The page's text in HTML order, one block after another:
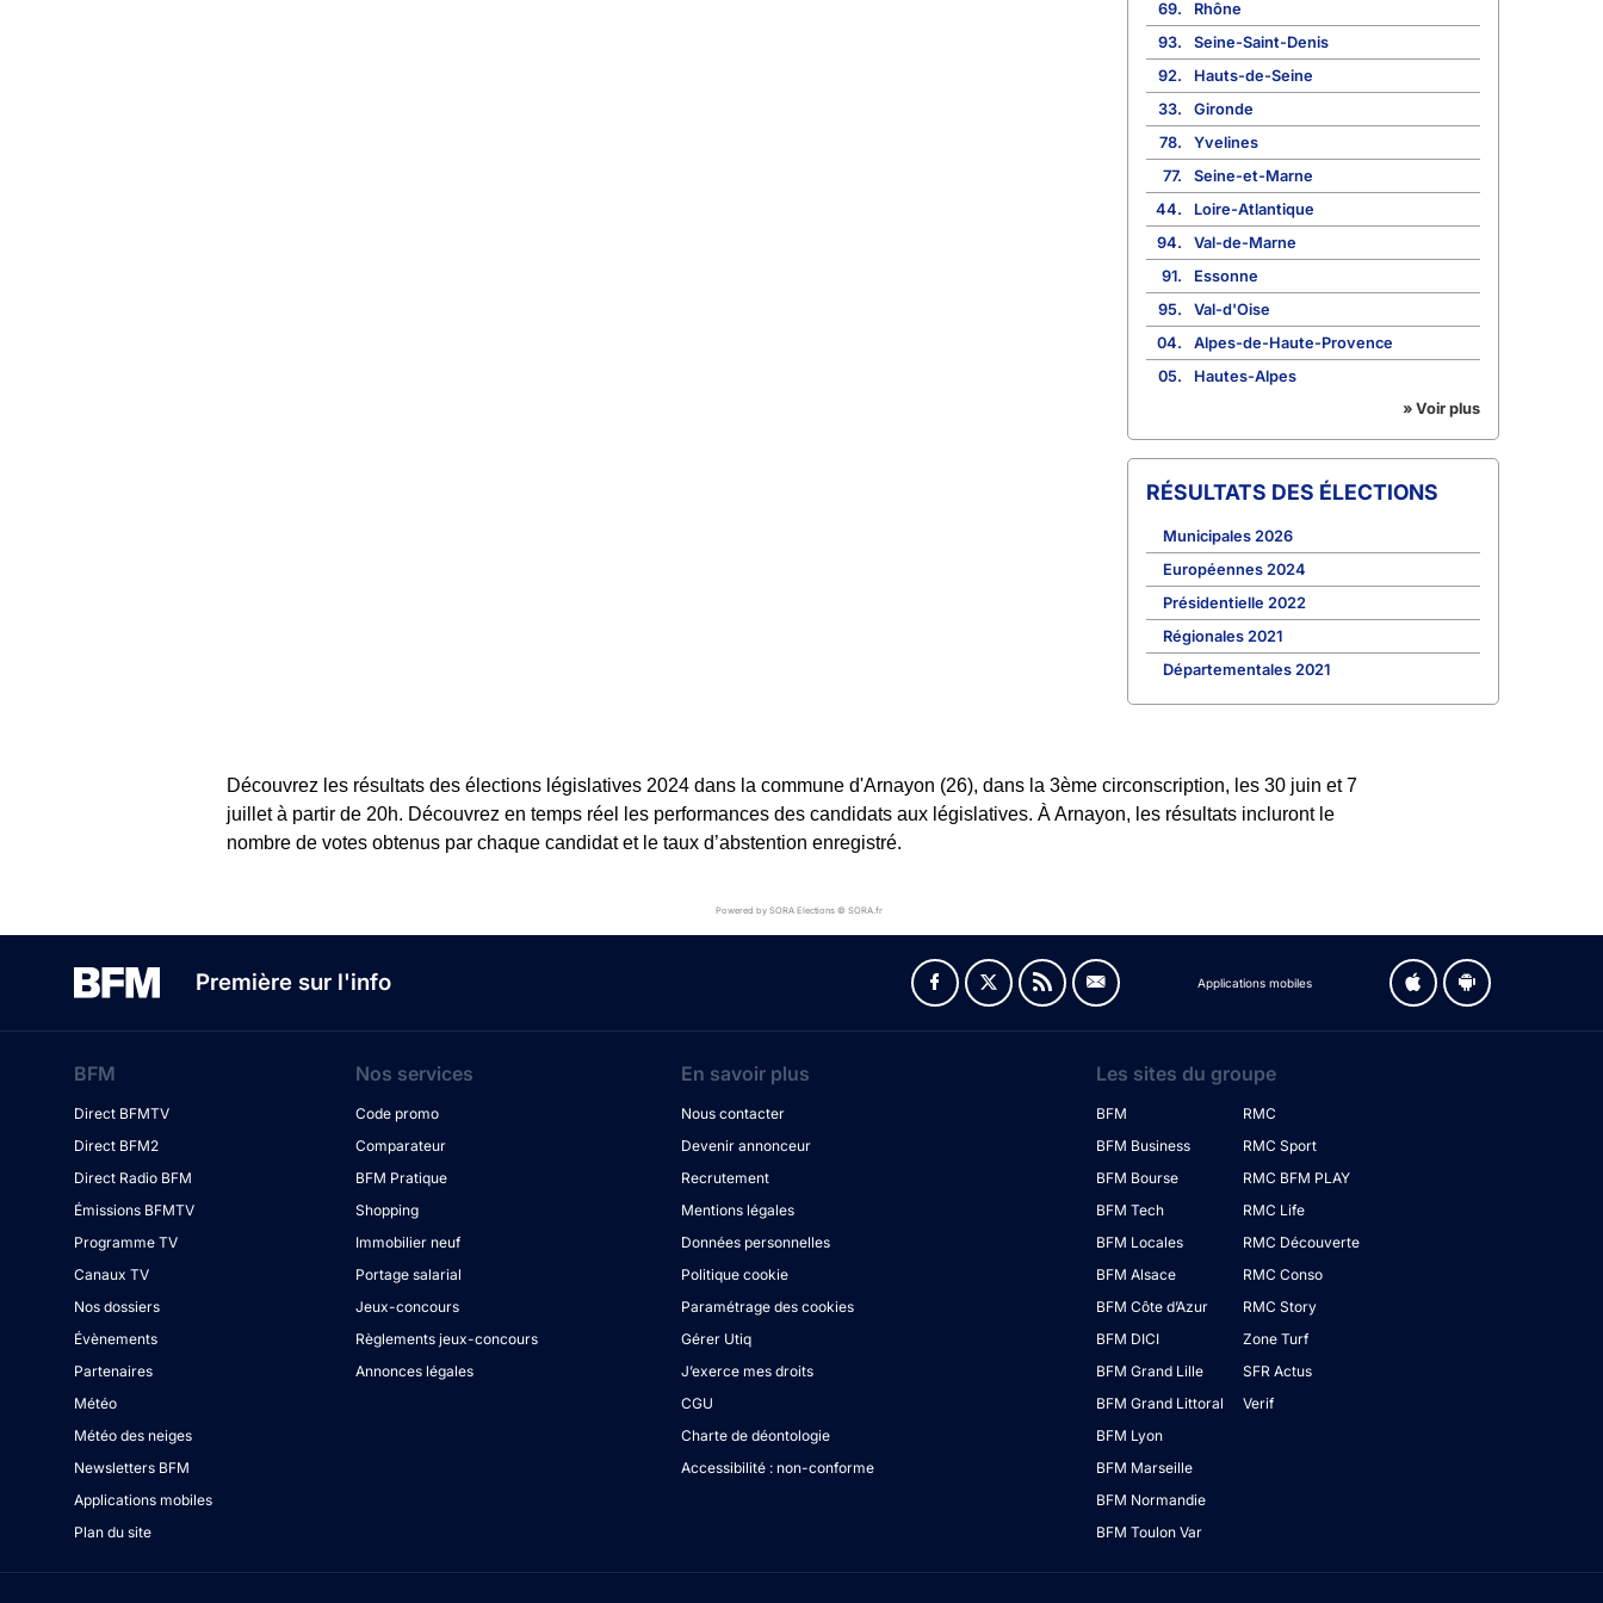
69.
Rhône
93.
Seine-Saint-Denis
92.
Hauts-de-Seine
33.
Gironde
78.
Yvelines
77.
Seine-et-Marne
44.
Loire-Atlantique
94.
Val-de-Marne
91.
Essonne
95.
Val-d'Oise
04.
Alpes-de-Haute-Provence
05.
Hautes-Alpes
» Voir plus
RÉSULTATS DES ÉLECTIONS
Municipales 2026
Européennes 2024
Présidentielle 2022
Régionales 2021
Départementales 2021
Découvrez les résultats des élections législatives 2024 dans la commune d'Arnayon (26), dans la 3ème circonscription, les 30 juin et 7
juillet à partir de 20h. Découvrez en temps réel les performances des candidats aux législatives. À Arnayon, les résultats incluront le
nombre de votes obtenus par chaque candidat et le taux d’abstention enregistré.
Powered by SORA Elections © SORA.fr
Première sur l'info Applications mobiles
BFM
Direct BFMTV
Direct BFM2
Direct Radio BFM
Émissions BFMTV
Programme TV
Canaux TV
Nos dossiers
Évènements
Partenaires
Météo
Météo des neiges
Newsletters BFM
Applications mobiles
Plan du site
Nos services
Code promo
Comparateur
BFM Pratique
Shopping
Immobilier neuf
Portage salarial
Jeux-concours
Règlements jeux-concours
Annonces légales
En savoir plus
Nous contacter
Devenir annonceur
Recrutement
Mentions légales
Données personnelles
Politique cookie
Paramétrage des cookies
Gérer Utiq
J’exerce mes droits
CGU
Charte de déontologie
Accessibilité : non-conforme
Les sites du groupe
BFM
BFM Business
BFM Bourse
BFM Tech
BFM Locales
BFM Alsace
BFM Côte d’Azur
BFM DICI
BFM Grand Lille
BFM Grand Littoral
BFM Lyon
BFM Marseille
BFM Normandie
BFM Toulon Var
RMC
RMC Sport
RMC BFM PLAY
RMC Life
RMC Découverte
RMC Conso
RMC Story
Zone Turf
SFR Actus
Verif